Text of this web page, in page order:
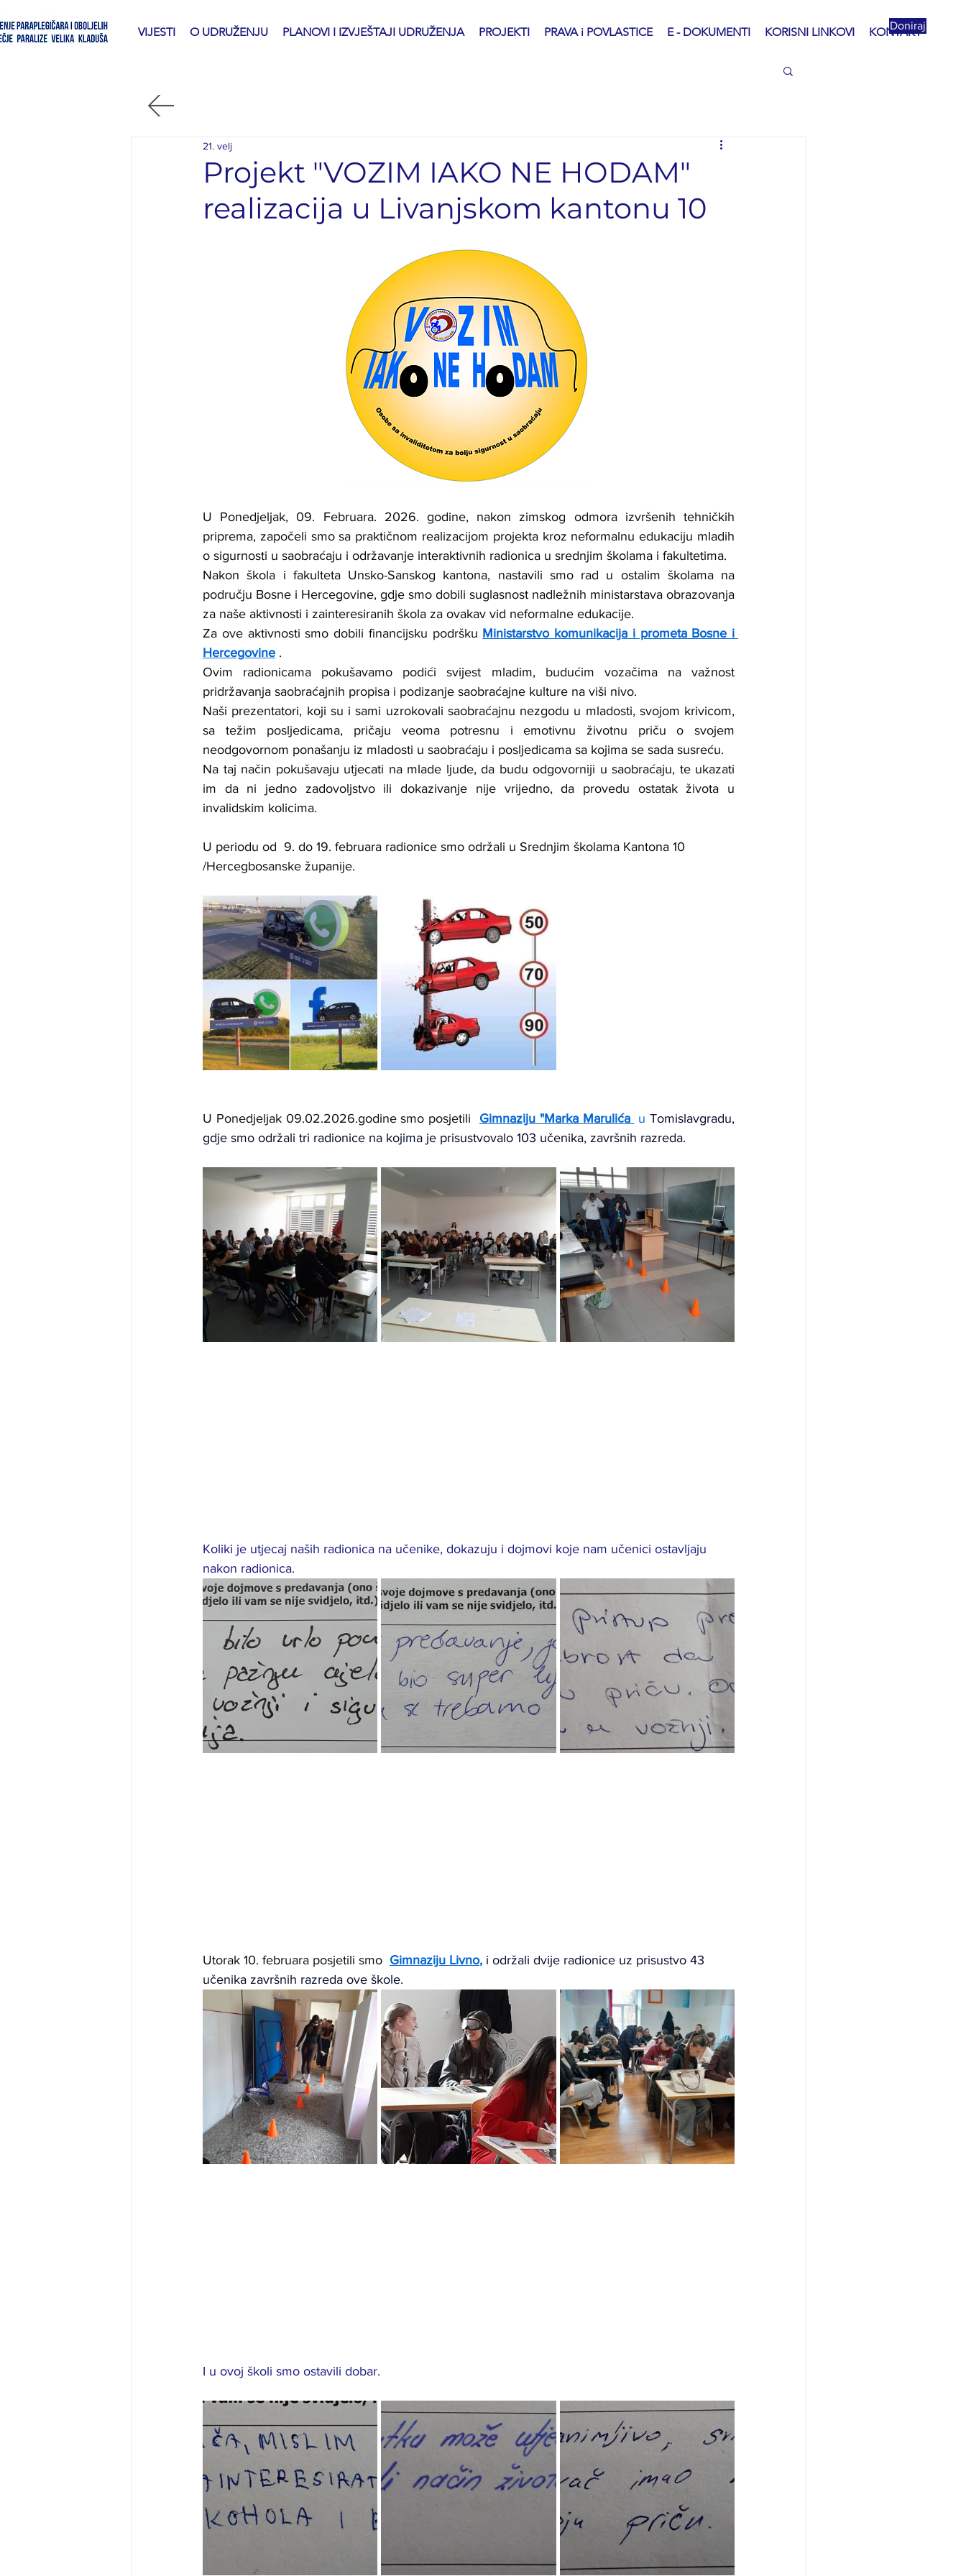
Doniraj
VIJESTI O UDRUŽENJU PLANOVI I IZVJEŠTAJI UDRUŽENJA PROJEKTI PRAVA i POVLASTICE E - DOKUMENTI KORISNI LINKOVI KONTAKT
Projekt "VOZIM IAKO NE HODAM"
realizacija u Livanjskom kantonu 10
21. velj
U Ponedjeljak, 09. Februara. 2026. godine, nakon zimskog odmora izvršenih tehničkih
priprema, započeli smo sa praktičnom realizacijom projekta kroz neformalnu edukaciju mladih
o sigurnosti u saobraćaju i održavanje interaktivnih radionica u srednjim školama i fakultetima.
Nakon škola i fakulteta Unsko-Sanskog kantona, nastavili smo rad u ostalim školama na
području Bosne i Hercegovine, gdje smo dobili suglasnost nadležnih ministarstava obrazovanja
za naše aktivnosti i zainteresiranih škola za ovakav vid neformalne edukacije.
Za ove aktivnosti smo dobili financijsku podršku Ministarstvo komunikacija i prometa Bosne i
Hercegovine .
Ovim radionicama pokušavamo podići svijest mladim, budućim vozačima na važnost
pridržavanja saobraćajnih propisa i podizanje saobraćajne kulture na viši nivo.
Naši prezentatori, koji su i sami uzrokovali saobraćajnu nezgodu u mladosti, svojom krivicom,
sa težim posljedicama, pričaju veoma potresnu i emotivnu životnu priču o svojem
neodgovornom ponašanju iz mladosti u saobraćaju i posljedicama sa kojima se sada susreću.
Na taj način pokušavaju utjecati na mlade ljude, da budu odgovorniji u saobraćaju, te ukazati
im da ni jedno zadovoljstvo ili dokazivanje nije vrijedno, da provedu ostatak života u
invalidskim kolicima.
U periodu od  9. do 19. februara radionice smo održali u Srednjim školama Kantona 10
/Hercegbosanske županije.
U Ponedjeljak 09.02.2026.godine smo posjetili Gimnaziju "Marka Marulića u Tomislavgradu,
gdje smo održali tri radionice na kojima je prisustvovalo 103 učenika, završnih razreda.
Koliki je utjecaj naših radionica na učenike, dokazuju i dojmovi koje nam učenici ostavljaju
nakon radionica.
Utorak 10. februara posjetili smo Gimnaziju Livno, i održali dvije radionice uz prisustvo 43
učenika završnih razreda ove škole.
I u ovoj školi smo ostavili dobar.